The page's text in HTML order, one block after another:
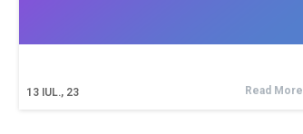
13 IUL., 23 Read More